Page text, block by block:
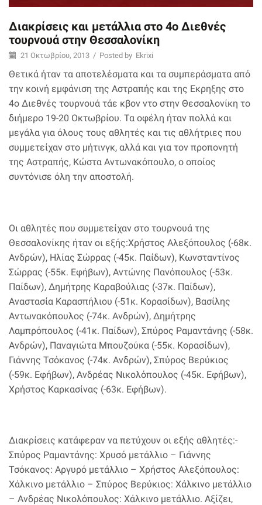
Διακρίσεις και μετάλλια στο 4ο Διεθνές
τουρνουά στην Θεσσαλονίκη
21 Οκτωβρίου, 2013 / Posted by Ekrixi
Θετικά ήταν τα αποτελέσματα και τα συμπεράσματα από
την κοινή εμφάνιση της Αστραπής και της Εκρηξης στο
4ο Διεθνές τουρνουά τάε κβον ντο στην Θεσσαλονίκη το
διήμερο 19-20 Οκτωβρίου. Τα οφέλη ήταν πολλά και
μεγάλα για όλους τους αθλητές και τις αθλήτριες που
συμμετείχαν στο μήτινγκ, αλλά και για τον προπονητή
της Αστραπής, Κώστα Αντωνακόπουλο, ο οποίος
συντόνισε όλη την αποστολή.
Οι αθλητές που συμμετείχαν στο τουρνoυά της
Θεσσαλονίκης ήταν οι εξής:Χρήστος Αλεξόπουλος (-68κ.
Ανδρών), Ηλίας Σώρρας (-45κ. Παίδων), Κωνσταντίνος
Σώρρας (-55κ. Εφήβων), Αντώνης Πανόπουλος (-53κ.
Παίδων), Δημήτρης Καραβούλιας (-37κ. Παίδων),
Αναστασία Καρασπήλιου (-51κ. Κορασίδων), Βασίλης
Αντωνακόπουλος (-74κ. Ανδρών), Δημήτρης
Λαμπρόπουλος (-41κ. Παίδων), Σπύρος Ραμαντάνης (-58κ.
Ανδρών), Παναγιώτα Μπουζούκα (-55κ. Κορασίδων),
Γιάννης Τσόκανος (-74κ. Ανδρών), Σπύρος Βερύκιος
(-59κ. Εφήβων), Ανδρέας Νικολόπουλος (-45κ. Εφήβων),
Χρήστος Καρκασίνας (-63κ. Εφήβων).
Διακρίσεις κατάφεραν να πετύχουν οι εξής αθλητές:-
Σπύρος Ραμαντάνης: Χρυσό μετάλλιο – Γιάννης
Τσόκανος: Αργυρό μετάλλιο – Χρήστος Αλεξόπουλος:
Χάλκινο μετάλλιο – Σπύρος Βερύκιος: Χάλκινο μετάλλιο
– Ανδρέας Νικολόπουλος: Χάλκινο μετάλλιο. Αξίζει,